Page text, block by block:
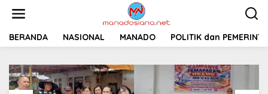
t
BERANDA NASIONAL MANADO POLITIK dan